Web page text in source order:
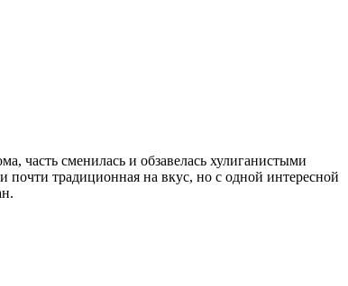
часть сменилась и обзавелась хулиганистыми
почти традиционная на вкус, но с одной интересной